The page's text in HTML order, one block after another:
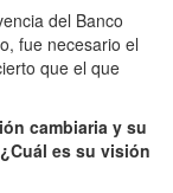
del Banco
fue necesario el
que el que
cambiaria y su
es su visión